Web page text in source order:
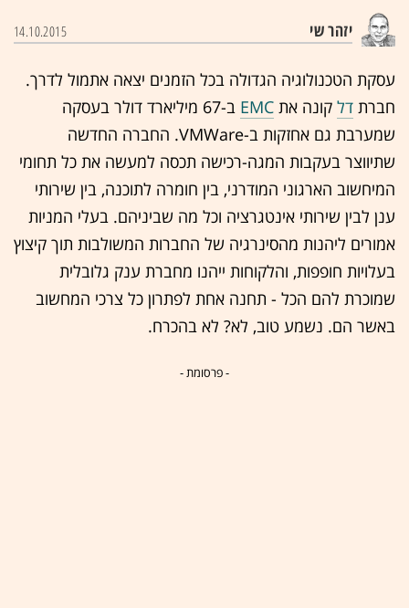
יזהר שי 14.10.2015
עסקת הטכנולוגיה הגדולה בכל הזמנים יצאה אתמול לדרך.
חברת דל קונה את EMC
ב-67 מיליארד דולר בעסקה
שמערבת גם אחזקות ב-VMWare. החברה החדשה
שתיווצר בעקבות המגה-רכישה תכסה למעשה את כל תחומי
המיחשוב הארגוני המודרני, בין חומרה לתוכנה, בין שירותי
ענן לבין שירותי אינטגרציה וכל מה שביניהם. בעלי המניות
אמורים ליהנות מהסינרגיה של החברות המשולבות תוך קיצוץ
בעלויות חופפות, והלקוחות ייהנו מחברת ענק גלובלית
שמוכרת להם הכל - תחנה אחת לפתרון כל צרכי המחשוב
באשר הם. נשמע טוב, לא? לא בהכרח.
- פרסומת -